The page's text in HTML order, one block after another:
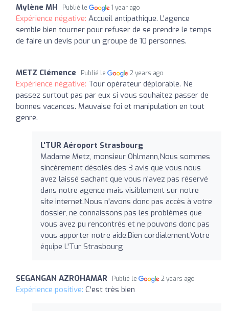
Mylène MH Publié le 1 year ago
Expérience négative: Accueil antipathique. L'agence
semble bien tourner pour refuser de se prendre le temps
de faire un devis pour un groupe de 10 personnes.
METZ Clémence Publié le 2 years ago
Expérience négative: Tour opérateur déplorable. Ne
passez surtout pas par eux si vous souhaitez passer de
bonnes vacances. Mauvaise foi et manipulation en tout
genre.
L'TUR Aéroport Strasbourg
Madame Metz, monsieur Ohlmann,Nous sommes
sincèrement désolés des 3 avis que vous nous
avez laissé sachant que vous n'avez pas réservé
dans notre agence mais visiblement sur notre
site internet.Nous n'avons donc pas accès à votre
dossier, ne connaissons pas les problèmes que
vous avez pu rencontrés et ne pouvons donc pas
vous apporter notre aide.Bien cordialement,Votre
équipe L'Tur Strasbourg
SEGANGAN AZROHAMAR Publié le 2 years ago
Expérience positive: C'est très bien